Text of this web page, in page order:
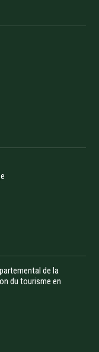
de la
du tourisme en